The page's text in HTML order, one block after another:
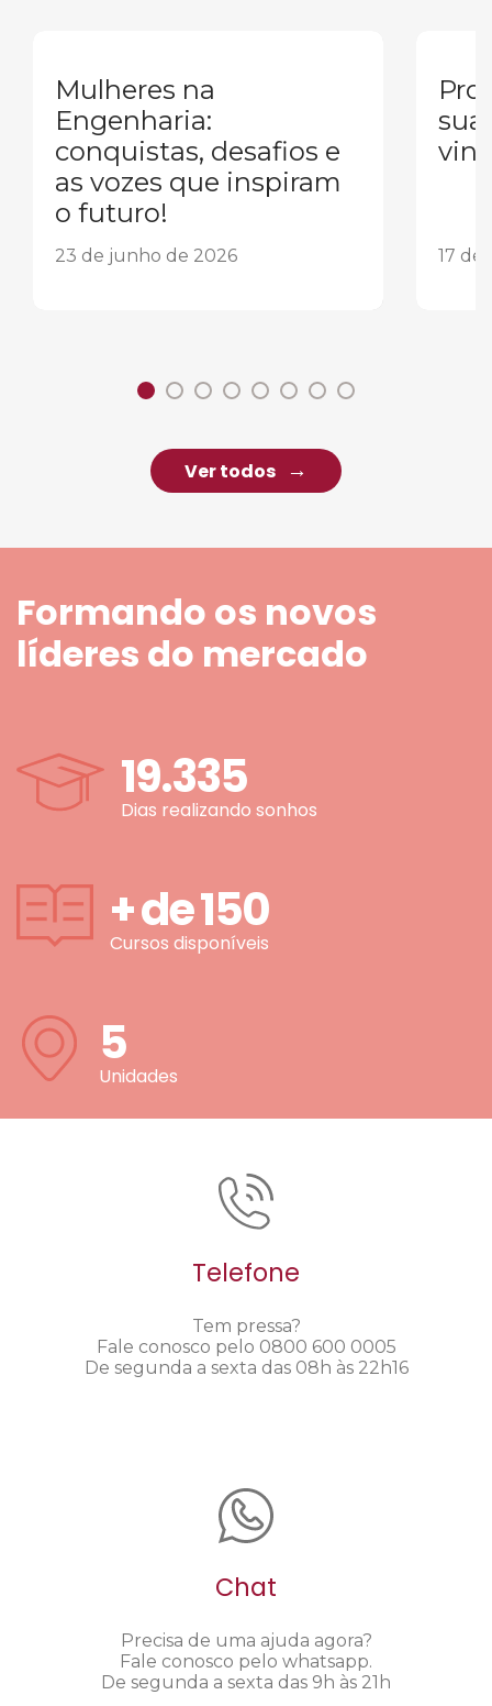
Mulheres na
Engenharia:
conquistas, desafios e
as vozes que inspiram
o futuro!
23 de junho de 2026
sua
17 de
Ver todos
Formando os novos
líderes do mercado
19.335
Dias realizando sonhos
+ de150
Cursos disponíveis
5
Unidades
Telefone
Tem pressa?
Fale conosco pelo 0800 600 0005
De segunda a sexta das 08h às 22h16
Chat
Precisa de uma ajuda agora?
Fale conosco pelo whatsapp.
De segunda a sexta das 9h às 21h